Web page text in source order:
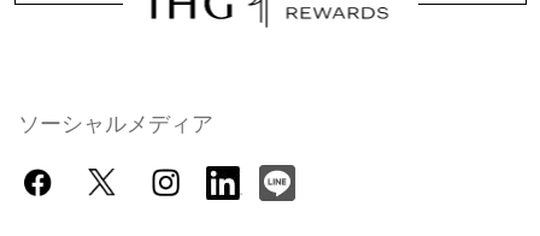
ソーシャルメディア